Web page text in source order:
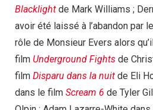
Blacklight de Mark Williams ;
avoir été laissé à l’abandon par
rôle de Monsieur Evers alors
film Underground Fights de
film Disparu dans la nuit de Eli
dans le film Scream 6 de Tyler